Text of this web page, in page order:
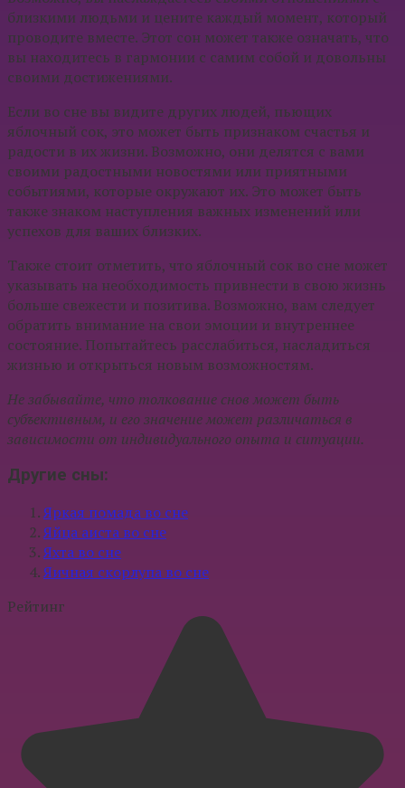
близкими людьми и цените каждый момент, который
проводите вместе. Этот сон может также означать, что
вы находитесь в гармонии с самим собой и довольны
своими достижениями.
Если во сне вы видите других людей, пьющих
яблочный сок, это может быть признаком счастья и
радости в их жизни. Возможно, они делятся с вами
своими радостными новостями или приятными
событиями, которые окружают их. Это может быть
также знаком наступления важных изменений или
успехов для ваших близких.
Также стоит отметить, что яблочный сок во сне может
указывать на необходимость привнести в свою жизнь
больше свежести и позитива. Возможно, вам следует
обратить внимание на свои эмоции и внутреннее
состояние. Попытайтесь расслабиться, насладиться
жизнью и открыться новым возможностям.
Не забывайте, что толкование снов может быть
субъективным, и его значение может различаться в
зависимости от индивидуального опыта и ситуации.
Другие сны:
Яркая помада во сне
Яйца аиста во сне
Яхта во сне
Яичная скорлупа во сне
Рейтинг